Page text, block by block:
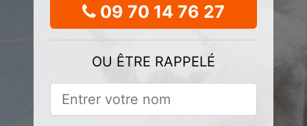
09 70 14 76 27
OU ÊTRE RAPPELÉ